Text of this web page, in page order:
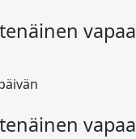
vapaa
vapaa